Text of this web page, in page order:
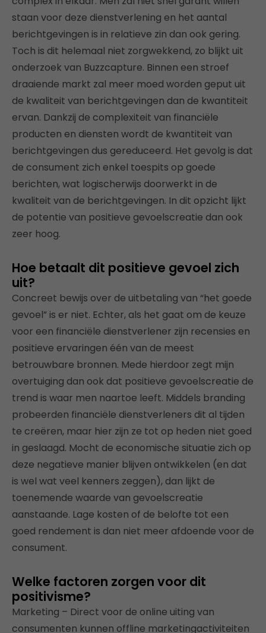
staan voor deze dienstverlening en het aantal
berichtgevingen is in relatieve zin dan ook gering.
Toch is dit helemaal niet zorgwekkend, zo blijkt uit
onderzoek van Buzzcapture. Binnen een stroef
draaiende markt zal meer moed worden geput uit
de kwaliteit van berichtgevingen dan de kwantiteit
ervan. Dankzij de complexiteit van financiële
producten en diensten wordt de kwantiteit van
berichtgevingen dus gereduceerd. Het gevolg is dat
de consument zich enkel toespits op goede
berichten, wat logischerwijs doorwerkt in de
kwaliteit van de berichtgevingen. In dit opzicht lijkt
de potentie van positieve gevoelscreatie dan ook
zeer hoog.
Hoe betaalt dit positieve gevoel zich
uit?
Concreet bewijs over de uitbetaling van “het goede
gevoel” is er niet. Echter, als het gaat om de keuze
voor een financiële dienstverlener zijn recensies en
positieve ervaringen één van de meest
betrouwbare bronnen. Mede hierdoor zegt mijn
overtuiging dan ook dat positieve gevoelscreatie de
trend is waar men naartoe leeft. Middels branding
probeerden financiële dienstverleners dit al tijden
te creëren, maar hier zijn ze tot op heden niet goed
in geslaagd. Mocht de economische situatie zich op
deze negatieve manier blijven ontwikkelen (en dat
is wel wat veel kenners zeggen), dan lijkt de
toenemende waarde van gevoelscreatie
aanstaande. Lage kosten of de belofte tot een
goed rendement is dan niet meer afdoende voor de
consument.
Welke factoren zorgen voor dit
positivisme?
Marketing – Direct voor de online uiting van
consumenten kunnen offline marketingactiviteiten